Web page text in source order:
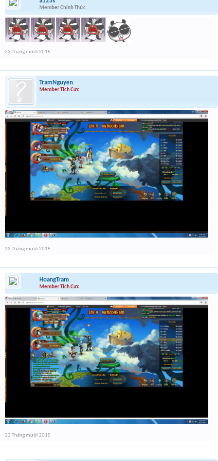
Member Chính Thức
23 Tháng mười 2015
TramNguyen
Member Tích Cực
23 Tháng mười 2015
HoangTram
Member Tích Cực
23 Tháng mười 2015